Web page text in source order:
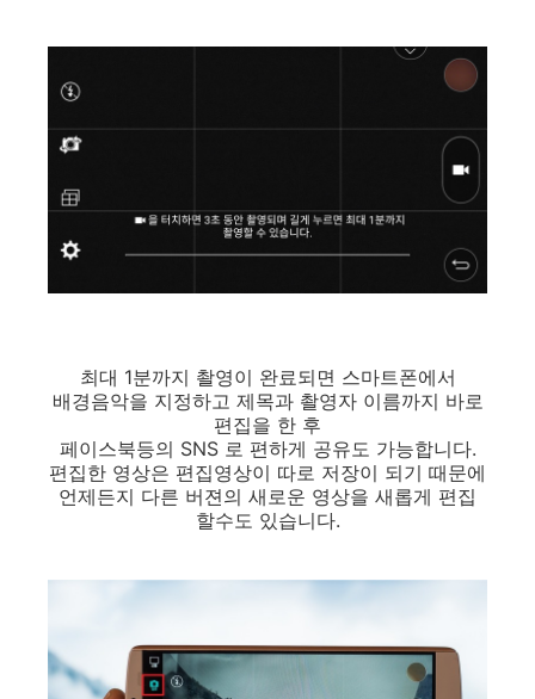
최대 1분까지 촬영이 완료되면 스마트폰에서
배경음악을 지정하고 제목과 촬영자 이름까지 바로
편집을 한 후
페이스북등의 SNS 로 편하게 공유도 가능합니다.
편집한 영상은 편집영상이 따로 저장이 되기 때문에
언제든지 다른 버젼의 새로운 영상을 새롭게 편집
할수도 있습니다.